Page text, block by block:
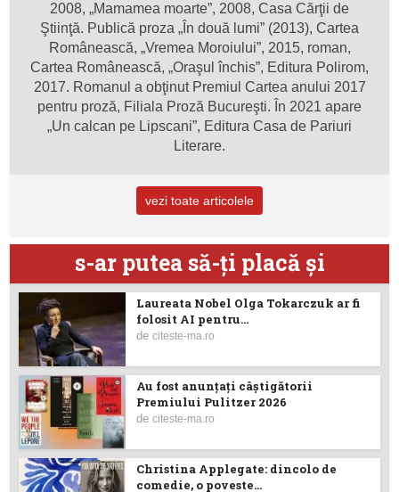
2008, „Mamamea moarte”, 2008, Casa Cărţii de
Ştiinţă. Publică proza „În două lumi” (2013), Cartea
Românească, „Vremea Moroiului”, 2015, roman,
Cartea Românească, „Oraşul închis”, Editura Polirom,
2017. Romanul a obţinut Premiul Cartea anului 2017
pentru proză, Filiala Proză Bucureşti. În 2021 apare
„Un calcan pe Lipscani”, Editura Casa de Pariuri
Literare.
vezi toate articolele
s-ar putea să-ţi placă şi
Laureata Nobel Olga Tokarczuk ar fi
folosit AI pentru...
deciteste-ma.ro
Au fost anunţaţi câştigătorii
Premiului Pulitzer 2026
deciteste-ma.ro
Christina Applegate: dincolo de
comedie, o poveste...